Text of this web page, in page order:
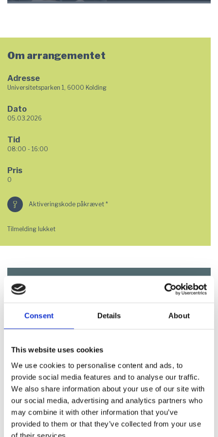
Consent Details About
This website uses cookies
We use cookies to personalise content and ads, to
provide social media features and to analyse our traffic.
We also share information about your use of our site with
our social media, advertising and analytics partners who
may combine it with other information that you’ve
provided to them or that they’ve collected from your use
of their services.
Om arrangementet
Adresse
Universitetsparken 1, 6000 Kolding
Dato
05.03.2026
Tid
08:00 - 16:00
Pris
0
Aktiveringskode påkrævet *
Tilmelding lukket
Retningslinjer for rapport
Bedømmelseskriterier for scenepræsentationen
Bedømmelseskriterier for standinterviewet
Bedømmelseskriterier for lukket dommerinterview